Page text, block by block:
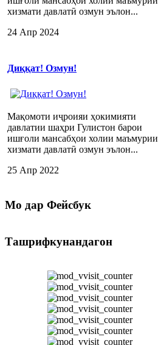
хизмати давлатӣ озмун эълон...
24 Апр 2024
Диққат! Озмун!
Мақомоти иҷроияи ҳокимияти
давлатии шаҳри Гулистон барои
ишғоли мансабҳои холии маъмурии
хизмати давлатӣ озмун эълон...
25 Апр 2022
Мо дар Фейсбук
Ташрифкунандагон